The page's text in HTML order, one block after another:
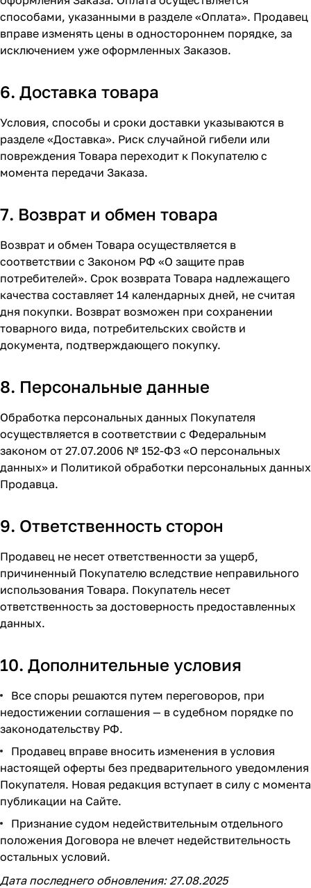
способами, указанными в разделе «Оплата». Продавец
вправе изменять цены в одностороннем порядке, за
исключением уже оформленных Заказов.
6. Доставка товара
Условия, способы и сроки доставки указываются в
разделе «Доставка». Риск случайной гибели или
повреждения Товара переходит к Покупателю с
момента передачи Заказа.
7. Возврат и обмен товара
Возврат и обмен Товара осуществляется в
соответствии с Законом РФ «О защите прав
потребителей». Срок возврата Товара надлежащего
качества составляет 14 календарных дней, не считая
дня покупки. Возврат возможен при сохранении
товарного вида, потребительских свойств и
документа, подтверждающего покупку.
8. Персональные данные
Обработка персональных данных Покупателя
осуществляется в соответствии с Федеральным
законом от 27.07.2006 № 152-ФЗ «О персональных
данных» и Политикой обработки персональных данных
Продавца.
9. Ответственность сторон
Продавец не несет ответственности за ущерб,
причиненный Покупателю вследствие неправильного
использования Товара. Покупатель несет
ответственность за достоверность предоставленных
данных.
10. Дополнительные условия
Все споры решаются путем переговоров, при
недостижении соглашения — в судебном порядке по
законодательству РФ.
Продавец вправе вносить изменения в условия
настоящей оферты без предварительного уведомления
Покупателя. Новая редакция вступает в силу с момента
публикации на Сайте.
Признание судом недействительным отдельного
положения Договора не влечет недействительность
остальных условий.
Дата последнего обновления: 27.08.2025